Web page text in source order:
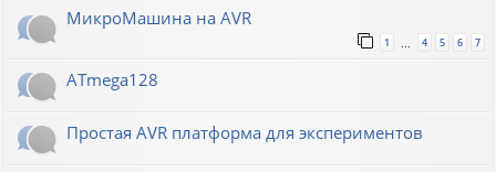
МикроМашина на AVR
1 4 5 6 7
ATmega128
Простая AVR платформа для экспериментов